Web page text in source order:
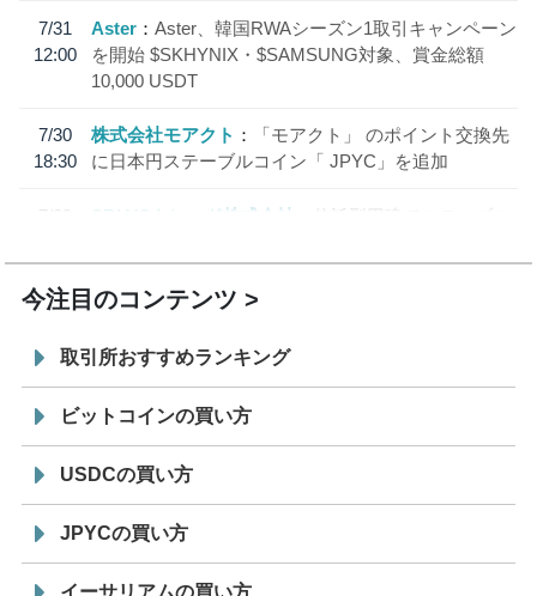
7/31
12:00
Aster
Aster、韓国RWAシーズン1取引キャンペーン
を開始 $SKHYNIX・$SAMSUNG対象、賞金総額
10,000 USDT
7/30
18:30
株式会社モアクト
「モアクト」 のポイント交換先
に日本円ステーブルコイン「 JPYC」を追加
7/29
SBI VCトレード株式会社
信託型円建てステーブル
今注目のコンテンツ
取引所おすすめランキング
ビットコインの買い方
USDCの買い方
JPYCの買い方
イーサリアムの買い方